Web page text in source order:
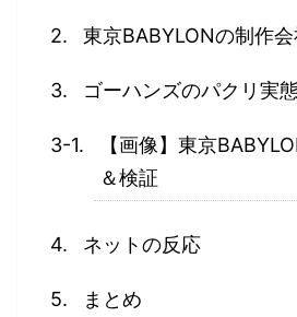
東京BABYLONの制作会
ゴーハンズのパクリ実
【画像】東京
＆検証
ネットの反応
まとめ